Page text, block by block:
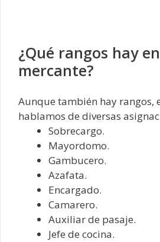
¿Qué rangos hay
mercante?
Aunque también hay rangos,
hablamos de diversas
Sobrecargo.
Mayordomo.
Gambucero.
Azafata.
Encargado.
Camarero.
Auxiliar de pasaje.
Jefe de cocina.